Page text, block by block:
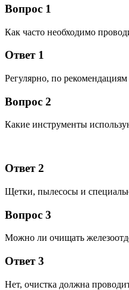
Вопрос 1
Как часто необходимо
Ответ 1
Регулярно, по
Вопрос 2
Какие инструменты
Ответ 2
Щетки, пылесосы и
Вопрос 3
Можно ли очищать
Ответ 3
Нет, очистка должна